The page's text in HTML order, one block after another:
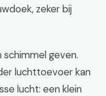
zeker bij
geven.
luchttoevoer kan
lucht: een klein